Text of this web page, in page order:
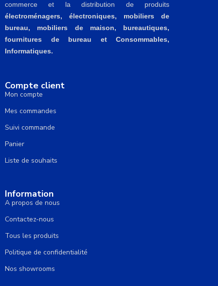
commerce et la distribution de produits
électroménagers, électroniques, mobiliers de
bureau, mobiliers de maison, bureautiques,
fournitures de bureau et Consommables,
Informatiques.
Compte client
Mon compte
Mes commandes
Suivi commande
Panier
Liste de souhaits
Information
A propos de nous
Contactez-nous
Tous les produits
Politique de confidentialité
Nos showrooms